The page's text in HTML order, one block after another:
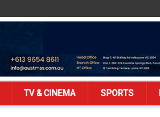
TV & CINEMA SPORTS